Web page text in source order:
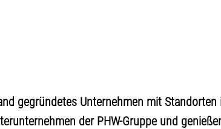
gegründetes Unternehmen mit
der PHW-Gruppe und